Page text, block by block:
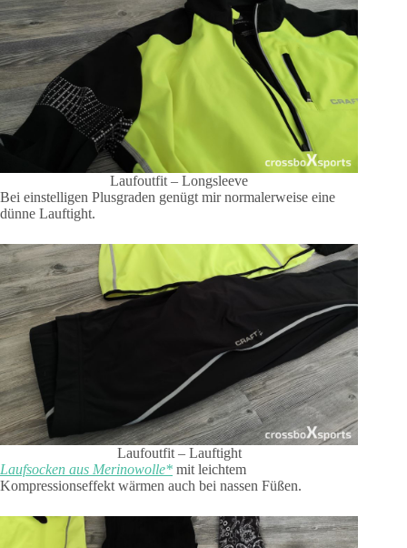
Laufoutfit – Longsleeve
Bei einstelligen Plusgraden genügt mir normalerweise eine
dünne Lauftight.
Laufoutfit – Lauftight
Laufsocken aus Merinowolle* mit leichtem
Kompressionseffekt wärmen auch bei nassen Füßen.